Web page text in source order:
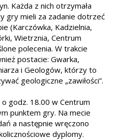
Każda z nich otrzymała
gry mieli za zadanie dotrzeć
(Karczówka, Kadzielnia,
Wietrznia, Centrum
polecenia. W trakcie
postacie: Gwarka,
i Geologów, którzy to
geologiczne „zawiłości”.
godz. 18.00 w Centrum
punktem gry. Na mecie
a następnie wręczono
dyplomy.